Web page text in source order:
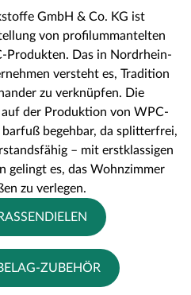
GmbH & Co. KG ist
von profilummantelten
Produkten. Das in Nordrhein-
versteht es, Tradition
zu verknüpfen. Die
der Produktion von WPC-
begehbar, da splitterfrei,
– mit erstklassigen
gelingt es, das Wohnzimmer
zu verlegen.
ZUBEHÖR